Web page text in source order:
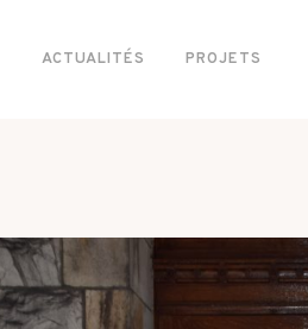
ACTUALITÉS PROJETS